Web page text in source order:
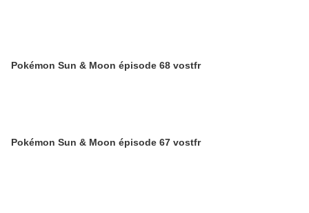
Pokémon Sun & Moon épisode 68 vostfr
Pokémon Sun & Moon épisode 67 vostfr